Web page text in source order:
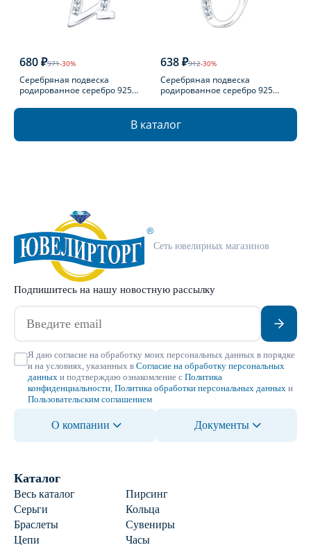
680 ₽971-30%
Серебряная подвеска
родированное серебро 925
638 ₽912-30%
Серебряная подвеска
родированное серебро 925
В каталог
Сеть ювелирных магазинов
Подпишитесь на нашу новостную рассылку
Я даю согласие на обработку моих персональных данных в порядке
и на условиях, указанных в Согласие на обработку персональных
данных и подтверждаю ознакомление с Политика
конфиденциальности Политика обработки персональных данных и
Пользовательским соглашением
О компании Документы
Каталог
Весь каталог
Пирсинг
Серьги
Кольца
Браслеты
Сувениры
Цепи
Часы